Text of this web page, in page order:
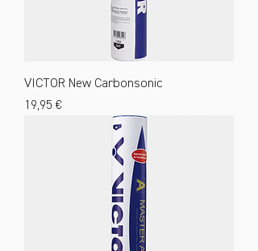
VICTOR New Carbonsonic
Preis
19,95 €